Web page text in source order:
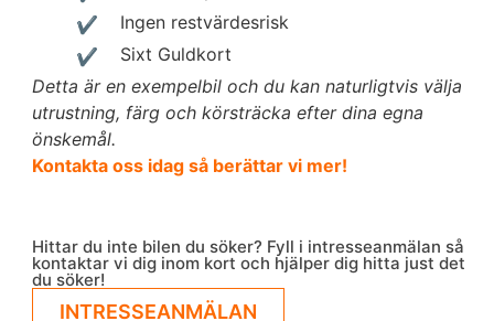
Ingen restvärdesrisk
Sixt Guldkort
Detta är en exempelbil och du kan naturligtvis välja
utrustning, färg och körsträcka efter dina egna
önskemål.
Kontakta oss idag så berättar vi mer!
Hittar du inte bilen du söker? Fyll i intresseanmälan så
kontaktar vi dig inom kort och hjälper dig hitta just det
du söker!
INTRESSEANMÄLAN